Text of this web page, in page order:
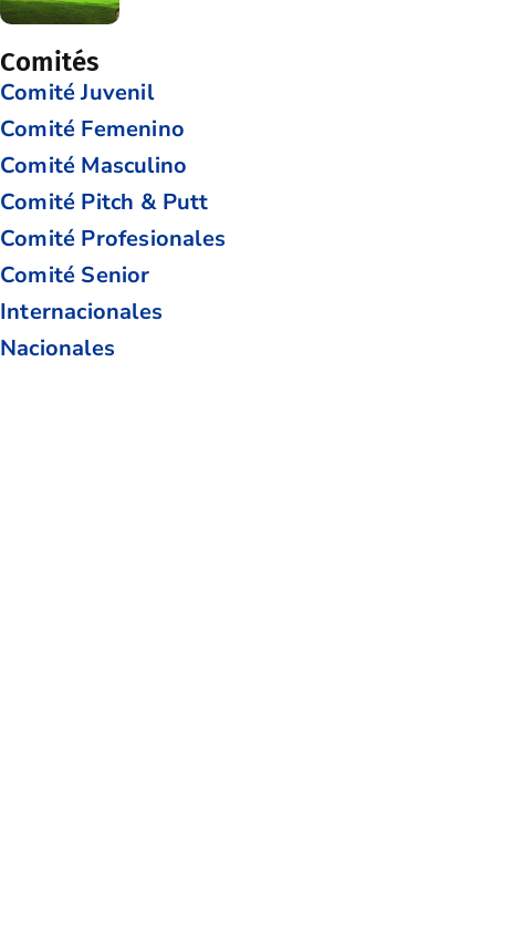
Comités
Comité Juvenil
Comité Femenino
Comité Masculino
Comité Pitch & Putt
Comité Profesionales
Comité Senior
Internacionales
Nacionales